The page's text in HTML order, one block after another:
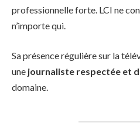
professionnelle forte. LCI ne
n’importe qui.
Sa présence régulière sur la
une journaliste respectée et
domaine.